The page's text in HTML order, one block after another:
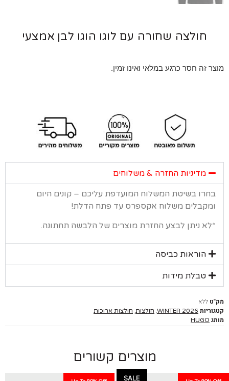
חולצה שחורה עם לוגו הוגו לבן אמצעי
זה חסר כרגע במלאי ואינו זמין.
מדיניות החזרה & משלוחים
בשיטת המשלוח המועדפת עליכם – קונים היום
משלוח אקספרס עד פתח הדלת!
ניתן לבצע החזרת מוצרים של הלבשה תחתונה.
הוראות כביסה
טבלת מידות
ללא
WINTER 2026
,חולצות ,חולצות ארוכות
HUGO
מוצרים קשורים